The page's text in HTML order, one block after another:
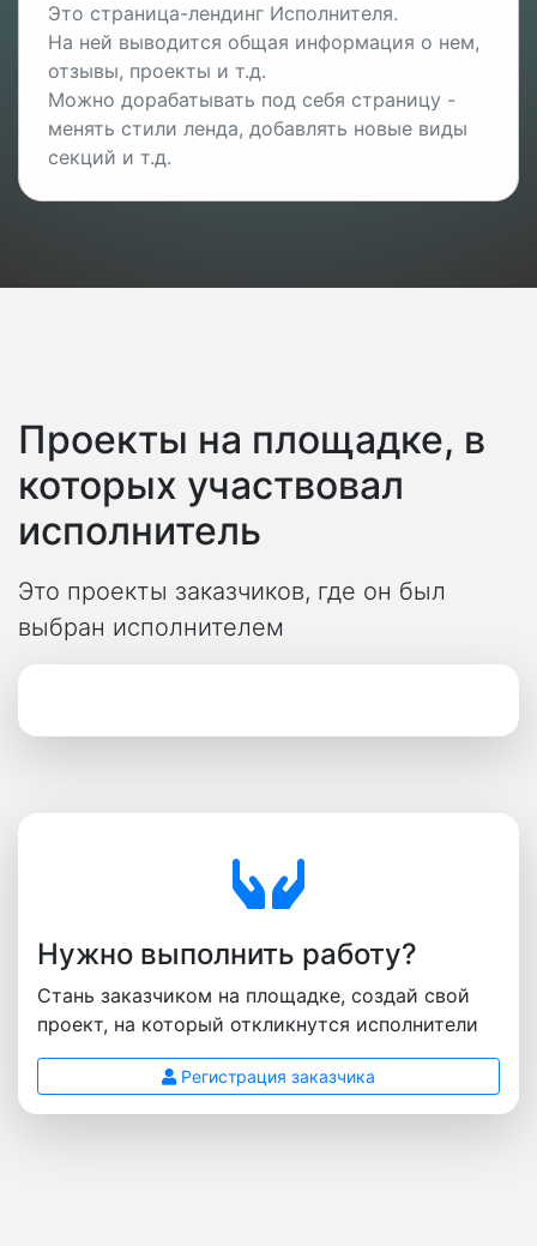
Это страница-лендинг Исполнителя.
На ней выводится общая информация о нем,
отзывы, проекты и т.д.
Можно дорабатывать под себя страницу -
менять стили ленда, добавлять новые виды
секций и т.д.
Проекты на площадке, в
которых участвовал
исполнитель
Это проекты заказчиков, где он был
выбран исполнителем
Нужно выполнить работу?
Стань заказчиком на площадке, создай свой
проект, на который откликнутся исполнители
Регистрация заказчика